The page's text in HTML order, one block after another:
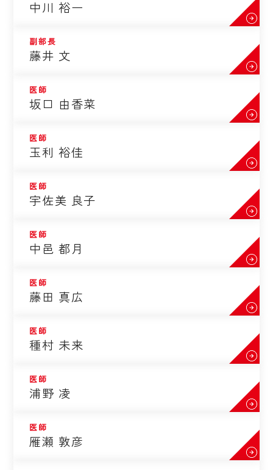
中川 裕一
副部長
藤井 文
医師
坂口 由香菜
医師
玉利 裕佳
医師
宇佐美 良子
医師
中邑 都月
医師
藤田 真広
医師
種村 未来
医師
浦野 凌
医師
雁瀬 敦彦